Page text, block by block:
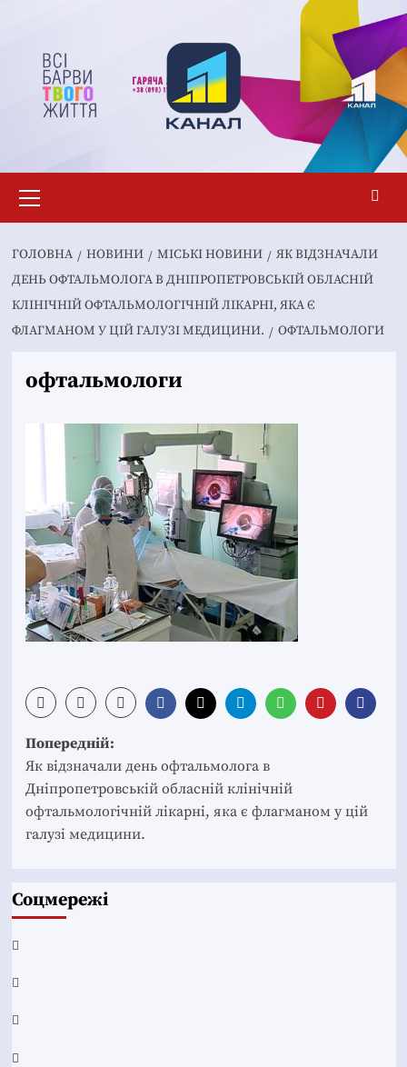
вмісту
меню
ГОЛОВНА НОВИНИ MІСЬКІ НОВИНИ
ЯК ВІДЗНАЧАЛИ
ДЕНЬ ОФТАЛЬМОЛОГА В ДНІПРОПЕТРОВСЬКІЙ ОБЛАСНІЙ
КЛІНІЧНІЙ ОФТАЛЬМОЛОГІЧНІЙ ЛІКАРНІ, ЯКА Є
ФЛАГМАНОМ У ЦІЙ ГАЛУЗІ МЕДИЦИНИ.
ОФТАЛЬМОЛОГИ
офтальмологи
Post
navigation
Попередній:
Як відзначали день офтальмолога в
Дніпропетровській обласній клінічній
офтальмологічній лікарні, яка є флагманом у цій
галузі медицини.
Соцмережі
Facebook
YouTube
Telegram
Instagram